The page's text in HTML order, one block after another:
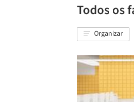
Todos os
Organizar